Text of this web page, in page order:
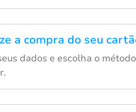
a compra do seu
dados e escolha o